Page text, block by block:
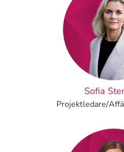
Sofia
Projektledare/